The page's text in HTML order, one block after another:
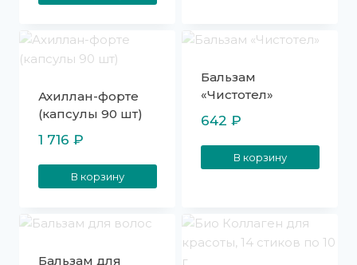
Ахиллан-форте
(капсулы 90 шт)
1 716 ₽
В корзину
Бальзам
«Чистотел»
642 ₽
В корзину
Бальзам для